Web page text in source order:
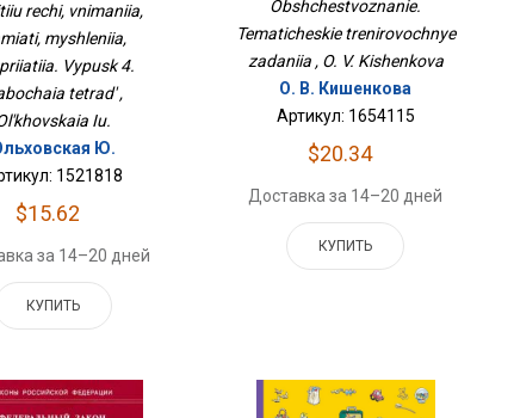
Тетрадь
rechi, vnimaniia,
myshleniia,
Vypusk 4.
tetrad' ,
Iu.
Ю.
1521818
$15.62
за 14–20 дней
КУПИТЬ
Obshchestvoznanie.
Tematicheskie trenirovochnye
zadaniia , O. V. Kishenkova
О. В. Кишенкова
Артикул: 1654115
$20.34
Доставка за 14–20 дней
КУПИТЬ